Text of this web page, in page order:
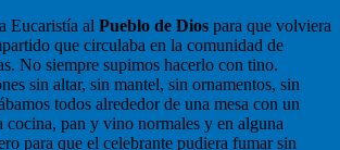
Eucaristía al Pueblo de Dios para que volviera
que circulaba en la comunidad de
No siempre supimos hacerlo con tino.
sin altar, sin mantel, sin ornamentos, sin
todos alrededor de una mesa con un
cocina, pan y vino normales y en alguna
para que el celebrante pudiera fumar sin